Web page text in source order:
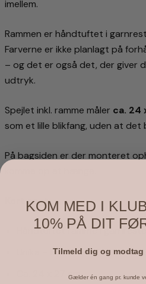
imellem.
Rammen er håndtuftet i
Farverne er ikke planlagt på
– og det er også det, der giver
udtryk.
Spejlet inkl. ramme måler ca. 24
som et lille blikfang, uden at det
På bagsiden er der monteret
Kort sagt:
Håndtuftet ramme i
Unika – kun lavet i ét
Ca. 24 x 27 cm
KOM MED I
10% PÅ DIT
Tilmeld dig og modtag
Gælder én gang pr. kunde